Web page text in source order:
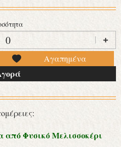
Αγαπημένα
Φυσικό Μελισσοκέρι